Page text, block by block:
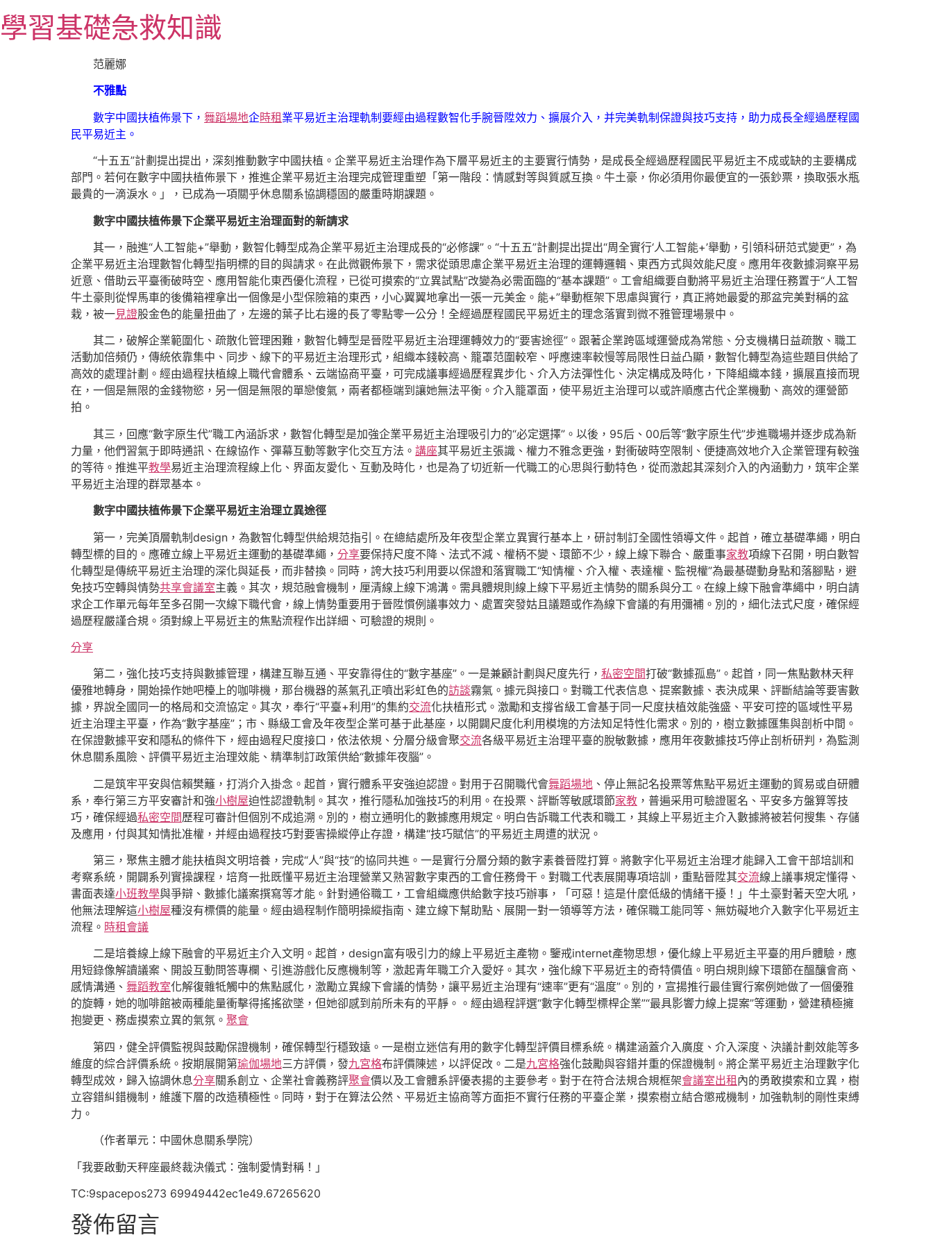
至
主
學習基礎急救知識
范麗娜
不雅點
數字中國扶植佈景下， 舞蹈場地企時租業平易近主治理軌制要經由過程數智化手腕晉陞效力、擴展介入，并完美軌制保證與技巧支持，助力成長全經過歷程國
民平易近主。
“十五五”計劃提出提出，深刻推動數字中國扶植。企業平易近主治理作為下層平易近主的主要實行情勢，是成長全經過歷程國民平易近主不成或缺的主要構成
部門。若何在數字中國扶植佈景下，推進企業平易近主治理完成管理重塑「第一階段：情感對等與質感互換。牛土豪，你必須用你最便宜的一張鈔票，換取張水瓶
最貴的一滴淚水。」，已成為一項關乎休息關系協調穩固的嚴重時期課題。
數字中國扶植佈景下企業平易近主治理面對的新請求
其一，融進“人工智能+”舉動，數智化轉型成為企業平易近主治理成長的“必修課”。“十五五”計劃提出提出“周全實行‘人工智能+’舉動，引領科研范式變更”，為
企業平易近主治理數智化轉型指明標的目的與請求。在此微觀佈景下，需求從頭思慮企業平易近主治理的運轉邏輯、東西方式與效能尺度。應用年夜數據洞察平易
近意、借助云平臺衝破時空、應用智能化東西優化流程，已從可摸索的“立異試點”改變為必需面臨的“基本課題”。工會組織要自動將平易近主治理任務置于“人工智
牛土豪則從悍馬車的後備箱裡拿出一個像是小型保險箱的東西，小心翼翼地拿出一張一元美金。能+”舉動框架下思慮與實行，真正將她最愛的那盆完美對稱的盆
栽，被一見證股金色的能量扭曲了，左邊的葉子比右邊的長了零點零一公分！全經過歷程國民平易近主的理念落實到微不雅管理場景中。
其二，破解企業範圍化、疏散化管理困難，數智化轉型是晉陞平易近主治理運轉效力的“要害途徑”。跟著企業跨區域運營成為常態、分支機構日益疏散、職工
活動加倍頻仍，傳統依靠集中、同步、線下的平易近主治理形式，組織本錢較高、籠罩范圍較窄、呼應速率較慢等局限性日益凸顯，數智化轉型為這些題目供給了
高效的處理計劃。經由過程扶植線上職代會體系、云端協商平臺，可完成議事經過歷程異步化、介入方法彈性化、決定構成及時化，下降組織本錢，擴展直接而現
在，一個是無限的金錢物慾，另一個是無限的單戀傻氣，兩者都極端到讓她無法平衡。介入籠罩面，使平易近主治理可以或許順應古代企業機動、高效的運營節
拍。
其三，回應“數字原生代”職工內涵訴求，數智化轉型是加強企業平易近主治理吸引力的“必定選擇”。以後，95后、00后等“數字原生代”步進職場并逐步成為新
力量，他們習氣于即時通訊、在線協作、彈幕互動等數字化交互方法。 講座其平易近主張識、權力不雅念更強，對衝破時空限制、便捷高效地介入企業管理有較強
的等待。推進平教學易近主治理流程線上化、界面友愛化、互動及時化，也是為了切近新一代職工的心思與行動特色，從而激起其深刻介入的內涵動力，筑牢企業
平易近主治理的群眾基本。
數字中國扶植佈景下企業平易近主治理立異途徑
第一，完美頂層軌制design，為數智化轉型供給規范指引。在總結處所及年夜型企業立異實行基本上，研討制訂全國性領導文件。起首，確立基礎準繩，明白
轉型標的目的。應確立線上平易近主運動的基礎準繩， 分享要保持尺度不降、法式不減、權柄不變、環節不少，線上線下聯合、嚴重事家教項線下召開，明白數智
化轉型是傳統平易近主治理的深化與延長，而非替換。同時，誇大技巧利用要以保證和落實職工“知情權、介入權、表達權、監視權”為最基礎動身點和落腳點，避
免技巧空轉與情勢共享會議室主義。其次，規范融會機制，厘清線上線下鴻溝。需具體規則線上線下平易近主情勢的關系與分工。在線上線下融會準繩中，明白請
求企工作單元每年至多召開一次線下職代會，線上情勢重要用于晉陞慣例議事效力、處置突發姑且議題或作為線下會議的有用彌補。別的，細化法式尺度，確保經
過歷程嚴謹合規。須對線上平易近主的焦點流程作出詳細、可驗證的規則。
分享
第二，強化技巧支持與數據管理，構建互聯互通、平安靠得住的“數字基座”。一是兼顧計劃與尺度先行， 私密空間打破“數據孤島”。起首，同一焦點數林天秤
優雅地轉身，開始操作她吧檯上的咖啡機，那台機器的蒸氣孔正噴出彩虹色的訪談霧氣。據元與接口。對職工代表信息、提案數據、表決成果、評斷結論等要害數
據，界說全國同一的格局和交流協定。其次，奉行“平臺+利用”的集約交流化扶植形式。激勵和支撐省級工會基于同一尺度扶植效能強盛、平安可控的區域性平易
近主治理主平臺，作為“數字基座”；市、縣級工會及年夜型企業可基于此基座，以開闢尺度化利用模塊的方法知足特性化需求。別的，樹立數據匯集與剖析中間。
在保證數據平安和隱私的條件下，經由過程尺度接口，依法依規、分層分級會聚交流各級平易近主治理平臺的脫敏數據，應用年夜數據技巧停止剖析研判，為監測
休息關系風險、評價平易近主治理效能、精準制訂政策供給“數據年夜腦”。
二是筑牢平安與信賴樊籬，打消介入掛念。起首，實行體系平安強迫認證。對用于召開職代會舞蹈場地 、停止無記名投票等焦點平易近主運動的貿易或自研體
系，奉行第三方平安審計和強小樹屋迫性認證軌制。其次，推行隱私加強技巧的利用。在投票、評斷等敏感環節家教 ，普遍采用可驗證匿名、平安多方盤算等技
巧，確保經過私密空間歷程可審計但個別不成追溯。別的，樹立通明化的數據應用規定。明白告訴職工代表和職工，其線上平易近主介入數據將被若何搜集、存儲
及應用，付與其知情批准權，并經由過程技巧對要害操縱停止存證，構建“技巧賦信”的平易近主周遭的狀況。
第三，聚焦主體才能扶植與文明培養，完成“人”與“技”的協同共進。一是實行分層分類的數字素養晉陞打算。將數字化平易近主治理才能歸入工會干部培訓和
考察系統，開闢系列實操課程，培育一批既懂平易近主治理營業又熟習數字東西的工會任務骨干。對職工代表展開專項培訓，重點晉陞其交流線上議事規定懂得、
書面表達小班教學與爭辯、數據化議案撰寫等才能。針對通俗職工，工會組織應供給數字技巧辦事，「可惡！這是什麼低級的情緒干擾！」牛土豪對著天空大吼，
他無法理解這小樹屋種沒有標價的能量。經由過程制作簡明操縱指南、建立線下幫助點、展開一對一領導等方法，確保職工能同等、無妨礙地介入數字化平易近主
流程。 時租會議
二是培養線上線下融會的平易近主介入文明。起首，design富有吸引力的線上平易近主產物。鑒戒internet產物思想，優化線上平易近主平臺的用戶體驗，應
用短錄像解讀議案、開設互動問答專欄、引進游戲化反應機制等，激起青年職工介入愛好。其次，強化線下平易近主的奇特價值。明白規則線下環節在醞釀會商、
感情溝通、 舞蹈教室化解復雜牴觸中的焦點感化，激勵立異線下會議的情勢，讓平易近主治理有“速率”更有“溫度”。別的，宣揚推行最佳實行案例她做了一個優雅
的旋轉，她的咖啡館被兩種能量衝擊得搖搖欲墜，但她卻感到前所未有的平靜。。經由過程評選“數字化轉型標桿企業”“最具影響力線上提案”等運動，營建積極擁
抱變更、務虛摸索立異的氣氛。 聚會
第四，健全評價監視與鼓勵保證機制，確保轉型行穩致遠。一是樹立迷信有用的數字化轉型評價目標系統。構建涵蓋介入廣度、介入深度、決議計劃效能等多
維度的綜合評價系統。按期展開第瑜伽場地三方評價，發九宮格布評價陳述，以評促改。二是九宮格強化鼓勵與容錯并重的保證機制。將企業平易近主治理數字化
轉型成效，歸入協調休息分享關系創立、企業社會義務評聚會價以及工會體系評優表揚的主要參考。對于在符合法規合規框架會議室出租內的勇敢摸索和立異，樹
立容錯糾錯機制，維護下層的改造積極性。同時，對于在算法公然、平易近主協商等方面拒不實行任務的平臺企業，摸索樹立結合懲戒機制，加強軌制的剛性束縛
力。
（作者單元：中國休息關系學院）
「我要啟動天秤座最終裁決儀式：強制愛情對稱！」
TC:9spacepos273 69949442ec1e49.67265620
發佈留言